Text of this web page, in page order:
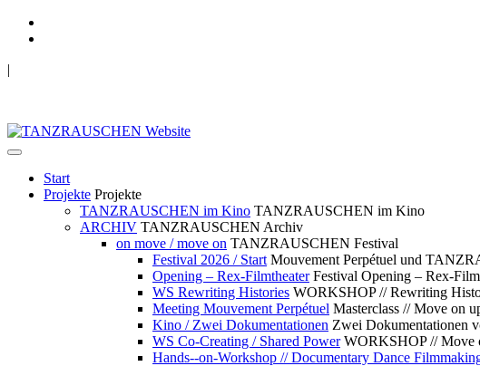
|
Start
Projekte Projekte
TANZRAUSCHEN im Kino TANZRAUSCHEN im Kino
ARCHIV TANZRAUSCHEN Archiv
on move / move on TANZRAUSCHEN Festival
Festival 2026 / Start Mouvement Perpétuel und
Opening – Rex-Filmtheater Festival Opening – Rex-
WS Rewriting Histories WORKSHOP // Rewriting
Meeting Mouvement Perpétuel Masterclass // Move on
Kino / Zwei Dokumentationen Zwei Dokumentationen
WS Co-Creating / Shared Power WORKSHOP // Move
Hands--on-Workshop // Documentary Dance